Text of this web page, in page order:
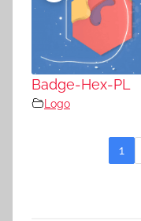
Badge-Hex-PL
Logo
1